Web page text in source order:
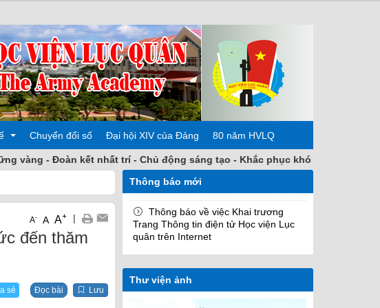
Chuyển đổi số Đại hội XIV của Đảng 80 năm HVLQ
kết nhất trí - Chủ động sáng tạo - Khắc phục khó khăn - Hoàn thành
A- A A+ |
đến thăm
sẻ Đọc bài Lưu
Thông báo mới
Thông báo về việc Khai trương
Trang Thông tin điện tử Học viện Lục
quân trên Internet
Thư viện ảnh